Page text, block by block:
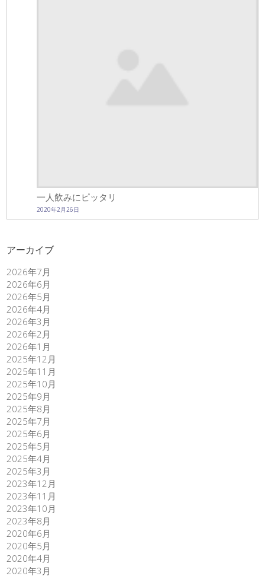
一人飲みにピッタリ
2020年2月26日
アーカイブ
2026年7月
2026年6月
2026年5月
2026年4月
2026年3月
2026年2月
2026年1月
2025年12月
2025年11月
2025年10月
2025年9月
2025年8月
2025年7月
2025年6月
2025年5月
2025年4月
2025年3月
2023年12月
2023年11月
2023年10月
2023年8月
2020年6月
2020年5月
2020年4月
2020年3月